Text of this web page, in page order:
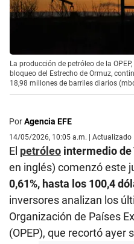
La producción de petróleo de la
bloqueo del Estrecho de Ormuz,
18,98 millones de barriles diarios
PorAgencia EFE
14/05/2026, 10:05 a.m. |
El petróleo intermedio de
en inglés) comenzó este
0,61%, hasta los 100,4
inversores analizan los
Organización de Países
(OPEP), que recortó ayer